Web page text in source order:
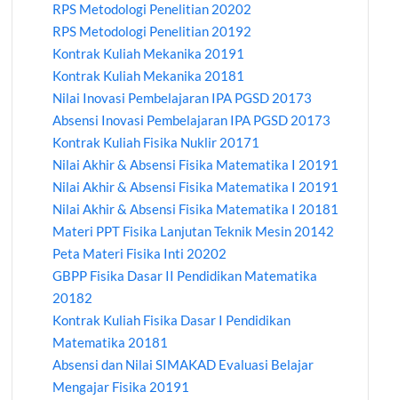
RPS Metodologi Penelitian 20202
RPS Metodologi Penelitian 20192
Kontrak Kuliah Mekanika 20191
Kontrak Kuliah Mekanika 20181
Nilai Inovasi Pembelajaran IPA PGSD 20173
Absensi Inovasi Pembelajaran IPA PGSD 20173
Kontrak Kuliah Fisika Nuklir 20171
Nilai Akhir & Absensi Fisika Matematika I 20191
Nilai Akhir & Absensi Fisika Matematika I 20191
Nilai Akhir & Absensi Fisika Matematika I 20181
Materi PPT Fisika Lanjutan Teknik Mesin 20142
Peta Materi Fisika Inti 20202
GBPP Fisika Dasar II Pendidikan Matematika
20182
Kontrak Kuliah Fisika Dasar I Pendidikan
Matematika 20181
Absensi dan Nilai SIMAKAD Evaluasi Belajar
Mengajar Fisika 20191